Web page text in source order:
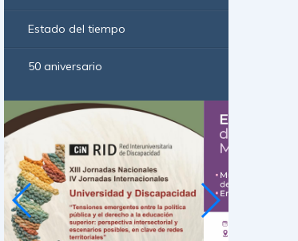
Estado del tiempo
50 aniversario